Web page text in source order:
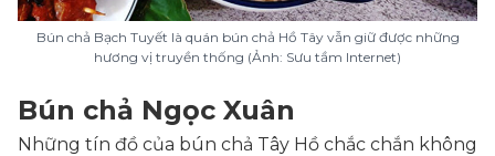
Bún chả Bạch Tuyết là quán bún chả Hồ Tây vẫn giữ được những
hương vị truyền thống (Ảnh: Sưu tầm Internet)
Bún chả Ngọc Xuân
Những tín đồ của bún chả Tây Hồ chắc chắn không